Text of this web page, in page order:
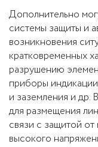
Дополнительно
системы защиты и
возникновения
кратковременных
разрушению
приборы
и заземления и др.
для размещения
связи с защитой
высокого